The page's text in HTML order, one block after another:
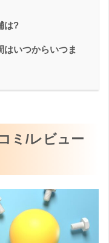
は?
はいつからいつま
ミ/レビュー